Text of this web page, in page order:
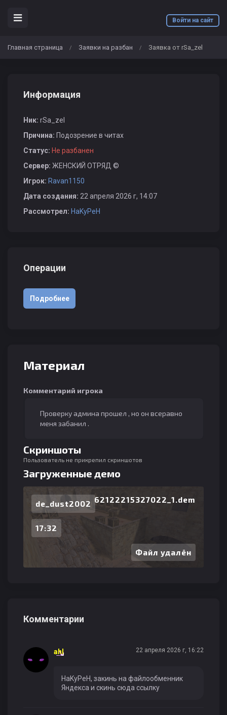
Войти на сайт
Главная страница / Заявки на разбан / Заявка от rSa_zel
Информация
Ник: rSa_zel
Причина: Подозрение в читах
Статус: Не разбанен
Сервер: ЖЕНСКИЙ ОТРЯД ©
Игрок: Ravan1150
Дата создания: 22 апреля 2026 г, 14:07
Рассмотрел: HaKyPeH
Операции
Подробнее
Материал
Комментарий игрока
Проверку админа прошел , но он всеравно
меня забанил .
Скриншоты
Пользователь не прикрепил скриншотов
Загруженные демо
62122215327022_1.dem
de_dust2002
17:32
Файл удалён
Комментарии
ahl 22 апреля 2026 г, 16:22
HaKyPeH, закинь на файлообменник
Яндекса и скинь сюда ссылку